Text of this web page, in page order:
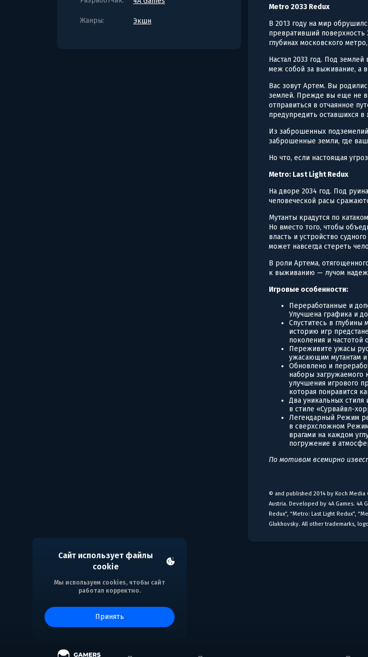
Сайт использует файлы
cookie
Мы используем cookies, чтобы сайт
работал корректно.
принять
Жанры: Экшн
Metro 2033 Redux
В 2013 году на мир
превративший
глубинах московского
Настал 2033 год. Под
меж собой за выживание, а
Вас зовут Артем. Вы
землей. Прежде вы еще не
отправиться в отчаянное
предупредить оставшихся
Из заброшенных
заброшенные земли, где
Но что, если настоящая
Metro: Last Light Redux
На дворе 2034 год. Под
человеческой расы
Мутанты крадутся по
Но вместо того, чтобы
власть и устройство
может навсегда стереть
В роли Артема,
к выживанию — лучом
Игровые особенности:
Переработанные и
Улучшена графика и
Спуститесь в
историю игр
поколения и частотой
Переживите ужасы
ужасающим мутантам
Обновлено и
наборы загружаемого
улучшения игрового
которая понравится
Два уникальных
в стиле «Сурвайвл-
Легендарный Режим
в сверхсложном
врагами на каждом
погружение в
По мотивам всемирно
© and published 2014 by Koch Media
Austria. Developed by 4A Games. 4A
Redux”, “Metro: Last Light Redux”,
Glukhovsky. All other trademarks,